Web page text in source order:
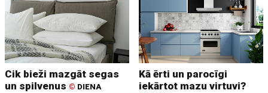
Cik bieži mazgāt segas
un spilvenus © DIENA
Kā ērti un parocīgi
iekārtot mazu virtuvi?